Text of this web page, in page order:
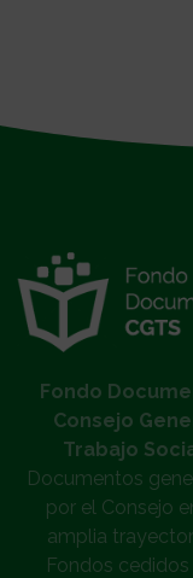
Fondo
Consejo
Trabajo
Documentos
por el Consejo
amplia
Fondos